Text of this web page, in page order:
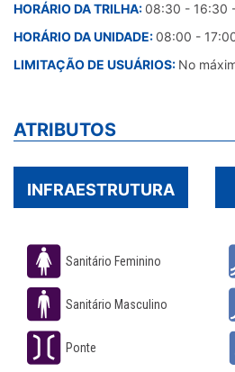
HORÁRIO DA TRILHA:08:30 - 16:30
HORÁRIO DA UNIDADE:08:00 -
LIMITAÇÃO DE USUÁRIOS: No
ATRIBUTOS
INFRAESTRUTURA
Sanitário Feminino
Sanitário Masculino
Ponte